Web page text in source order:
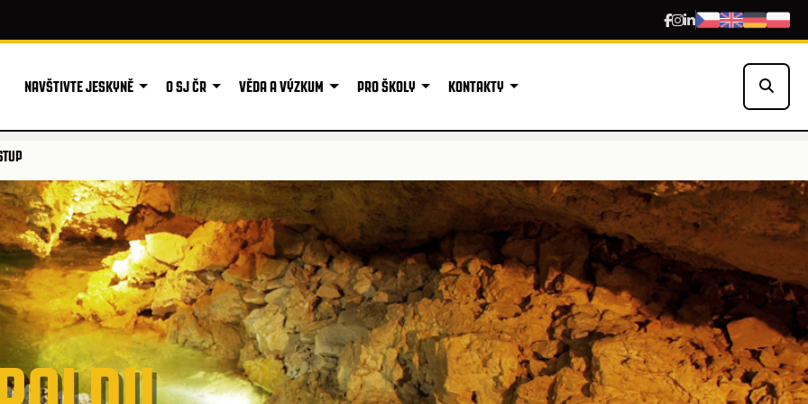
NAVŠTIVTE JESKYNĚ O SJ ČR VĚDA A VÝZKUM PRO ŠKOLY KONTAKTY